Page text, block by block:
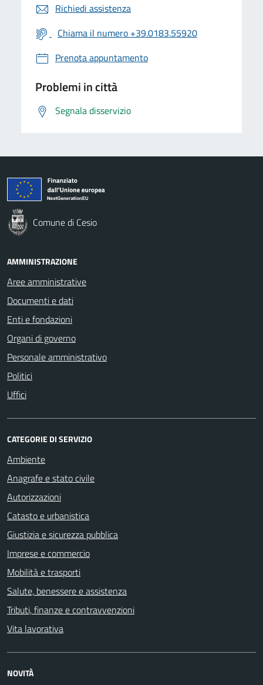
Richiedi assistenza
Chiama il numero +39.0183.55920
Prenota appuntamento
Problemi in città
Segnala disservizio
Comune di Cesio
AMMINISTRAZIONE
Aree amministrative
Documenti e dati
Enti e fondazioni
Organi di governo
Personale amministrativo
Politici
Uffici
CATEGORIE DI SERVIZIO
Ambiente
Anagrafe e stato civile
Autorizzazioni
Catasto e urbanistica
Giustizia e sicurezza pubblica
Imprese e commercio
Mobilità e trasporti
Salute, benessere e assistenza
Tributi, finanze e contravvenzioni
Vita lavorativa
NOVITÀ